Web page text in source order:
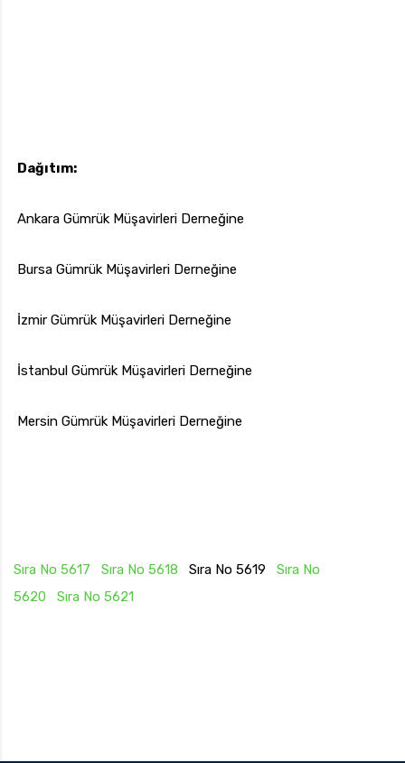
Dağıtım:
Ankara Gümrük Müşavirleri Derneğine
Bursa Gümrük Müşavirleri Derneğine
İzmir Gümrük Müşavirleri Derneğine
İstanbul Gümrük Müşavirleri Derneğine
Mersin Gümrük Müşavirleri Derneğine
Sıra No 5617 Sıra No 5618 Sıra No 5619 Sıra No
5620
Sıra No 5621